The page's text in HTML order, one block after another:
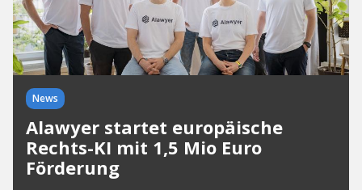
News
Alawyer startet europäische
Rechts-KI mit 1,5 Mio Euro
Förderung